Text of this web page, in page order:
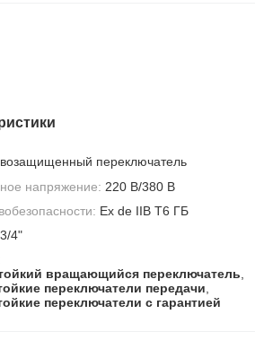
переключатель
напряжение: 220 В/380 В
Ex de IIB T6 ГБ
4"
вращающийся переключатель,
переключатели передачи,
переключатели с гарантией